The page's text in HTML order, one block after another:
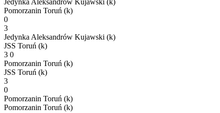
Pomorzanin Toruń (k)
0
3
Jedynka Aleksandrów Kujawski (k)
JSS Toruń (k)
3 0
Pomorzanin Toruń (k)
JSS Toruń (k)
3
0
Pomorzanin Toruń (k)
Pomorzanin Toruń (k)